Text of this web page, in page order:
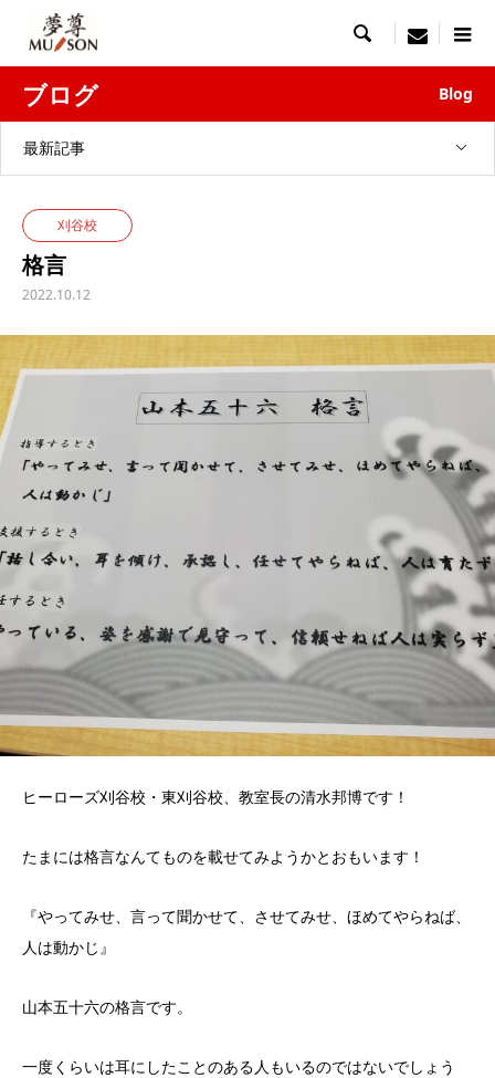
 menu
ブログ Blog
最新記事
刈谷校
格言
2022.10.12
ヒーローズ刈谷校・東刈谷校、教室長の清水邦博です！
たまには格言なんてものを載せてみようかとおもいます！
『やってみせ、言って聞かせて、させてみせ、ほめてやらねば、
人は動かじ』
山本五十六の格言です。
一度くらいは耳にしたことのある人もいるのではないでしょう